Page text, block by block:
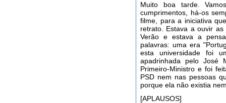
Muito boa tarde.
cumprimentos, há-os
filme, para a iniciativa
retrato. Estava a ouvir
Verão e estava a
palavras: uma era
esta universidade foi
apadrinhada pelo José
Primeiro-Ministro e foi
PSD nem nas pessoas
porque ela não existia
[APLAUSOS]